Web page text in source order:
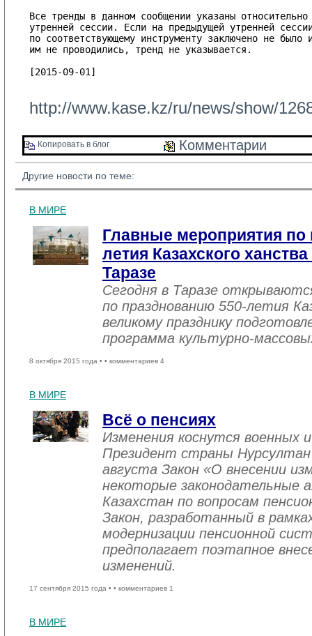
Все тренды в данном сообщении указаны
утренней сессии. Если на предыдущей утренней
по соответствующему инструменту заключено не
им не проводились, тренд не указывается.
[2015-09-01]
http://www.kase.kz/ru/news/show/
Копировать в блог Комментарии
Другие новости по теме:
В МИРЕ
Главные мероприятия
летия Казахского
Таразе
Сегодня в Таразе
по празднованию 550-летия
великому празднику
программа культурно-
8 октября 2015 года • • комментариев 4
В МИРЕ
Всё о пенсиях
Изменения коснутся военных
Президент страны Нурсултан
августа Закон «О внесении
некоторые законодательные
Казахстан по вопросам
Закон, разработанный в
модернизации пенсионной
предполагает поэтапное
изменений.
17 сентября 2015 года • • комментариев 1
В МИРЕ